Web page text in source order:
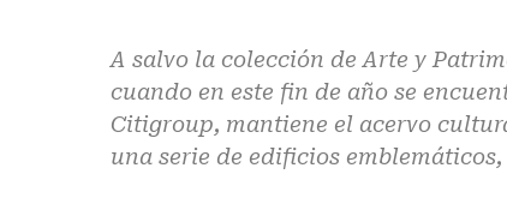
A salvo la colección de Arte y
cuando en este fin de año se
Citigroup, mantiene el acervo
una serie de edificios